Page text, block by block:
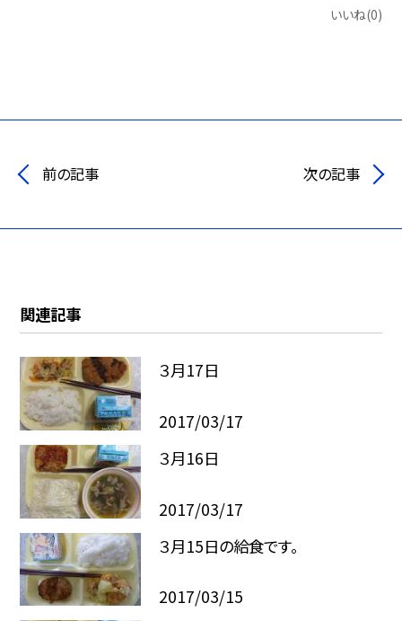
いいね(0)
前の記事 次の記事
関連記事
３月17日
2017/03/17
３月16日
2017/03/17
３月15日の給食です。
2017/03/15